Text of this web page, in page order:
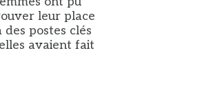
leur place
postes clés
avaient fait